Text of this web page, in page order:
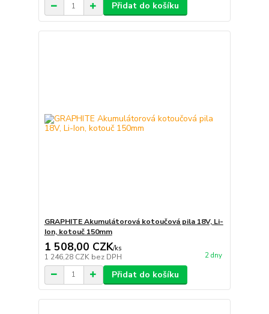
Přidat do košíku
GRAPHITE Akumulátorová kotoučová pila 18V, Li-
Ion, kotouč 150mm
1 508,00 CZK/ks
1 246,28 CZK bez DPH 2 dny
Přidat do košíku